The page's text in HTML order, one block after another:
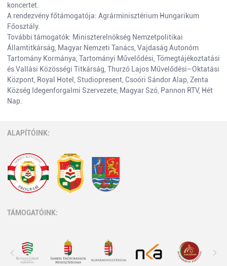
koncertet.
A rendezvény főtámogatója: Agrárminisztérium Hungarikum
Főosztály.
További támogatók: Miniszterelnökség Nemzetpolitikai
Államtitkárság, Magyar Nemzeti Tanács, Vajdaság Autonóm
Tartomány Kormánya, Tartományi Művelődési, Tömegtájékoztatási
és Vallási Közösségi Titkárság, Thurzó Lajos Művelődési–Oktatási
Központ, Royal Hotel, Studiopresent, Csoóri Sándor Alap, Zenta
Község Idegenforgalmi Szervezete, Magyar Szó, Pannon RTV, Hét
Nap.
ALAPÍTÓINK:
TÁMOGATÓINK: